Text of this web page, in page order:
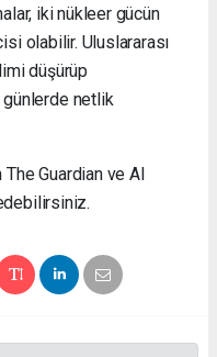
iki nükleer gücün
olabilir. Uluslararası
düşürüp
netlik
Guardian ve Al